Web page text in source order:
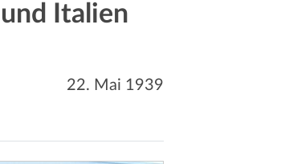
Italien
22. Mai 1939